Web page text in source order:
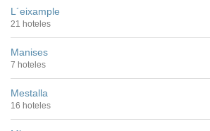
L´eixample
21 hoteles
Manises
7 hoteles
Mestalla
16 hoteles